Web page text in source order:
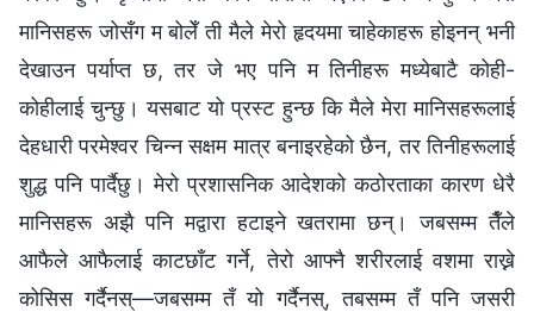
मानिसहरू जोसँग म बोलेँ ती मैले मेरो हृदयमा चाहेकाहरू होइनन् भनी
देखाउन पर्याप्त छ, तर जे भए पनि म तिनीहरू मध्येबाटै कोही-
कोहीलाई चुन्छु। यसबाट यो प्रस्ट हुन्छ कि मैले मेरा मानिसहरूलाई
देहधारी परमेश्‍वर चिन्न सक्षम मात्र बनाइरहेको छैन, तर तिनीहरूलाई
शुद्ध पनि पार्दैछु। मेरो प्रशासनिक आदेशको कठोरताका कारण धेरै
मानिसहरू अझै पनि मद्वारा हटाइने खतरामा छन्। जबसम्म तैँले
आफैले आफैलाई काटछाँट गर्ने, तेरो आफ्नै शरीरलाई वशमा राख्ने
कोसिस गर्दैनस्—जबसम्म तँ यो गर्दैनस्, तबसम्‍म तँ पनि जसरी